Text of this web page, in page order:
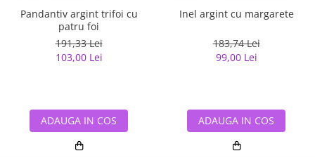
Pandantiv argint trifoi cu
patru foi
191,33 Lei
103,00 Lei
ADAUGA IN COS
Inel argint cu margarete
183,74 Lei
99,00 Lei
ADAUGA IN COS